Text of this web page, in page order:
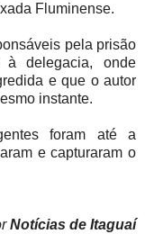
Fluminense.
pela prisão
à delegacia, onde
e que o autor
instante.
foram até a
e capturaram o
Notícias de Itaguaí